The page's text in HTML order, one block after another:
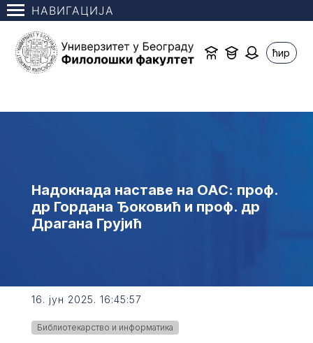
НАВИГАЦИЈА
ћир
Надокнада наставе на ОАС: проф.
др Гордана Ђоковић и проф. др
Драгана Грујић
16. јун 2025. 16:45:57
Библиотекарство и информатика